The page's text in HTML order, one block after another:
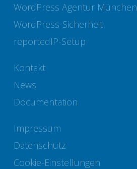
WordPress Agentur München
WordPress-Sicherheit
reportedIP-Setup
Kontakt
News
Documentation
Impressum
Datenschutz
Cookie-Einstellungen